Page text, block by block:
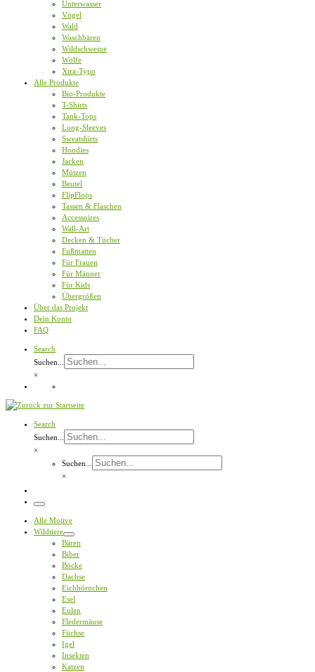
Unterwasser
Vögel
Wald
Waschbären
Wildschweine
Wölfe
Xtra-Typo
Alle Produkte
Bio-Produkte
T-Shirts
Tank-Tops
Long-Sleeves
Sweatshirts
Hoodies
Jacken
Mützen
Beutel
FlipFlops
Tassen & Flaschen
Accessoires
Wall-Art
Decken & Tücher
Fußmatten
Für Frauen
Für Männer
Für Kids
Übergrößen
Über das Projekt
Dein Konto
FAQ
Search
Suchen...
×
Search
Suchen...
×
Suchen...
×
Menü
Alle Motive
Wildtiere
Bären
Biber
Böcke
Dachse
Eichhörnchen
Esel
Eulen
Fledermäuse
Füchse
Igel
Insekten
Katzen